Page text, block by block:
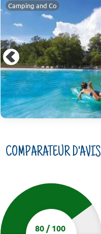
Camping and Co
COMPARATEUR D'AVIS
80/100